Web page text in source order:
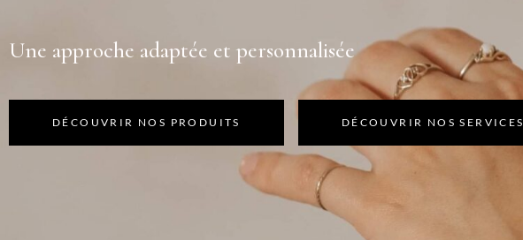
Une approche adaptée et personnalisée
DÉCOUVRIR NOS PRODUITS DÉCOUVRIR NOS SERVICES